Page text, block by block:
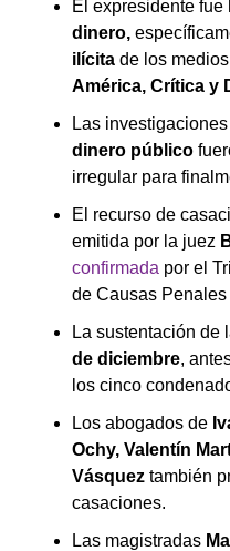
El expresidente
dinero,
ilícita de los
América, Crítica y
Las
dinero público
irregular para
El recurso de
emitida por la juez
confirmada por el
de Causas
La sustentación de
de diciembre,
los cinco
Los abogados de
Ochy, Valentín
Vásquez también
casaciones.
Las magistradas